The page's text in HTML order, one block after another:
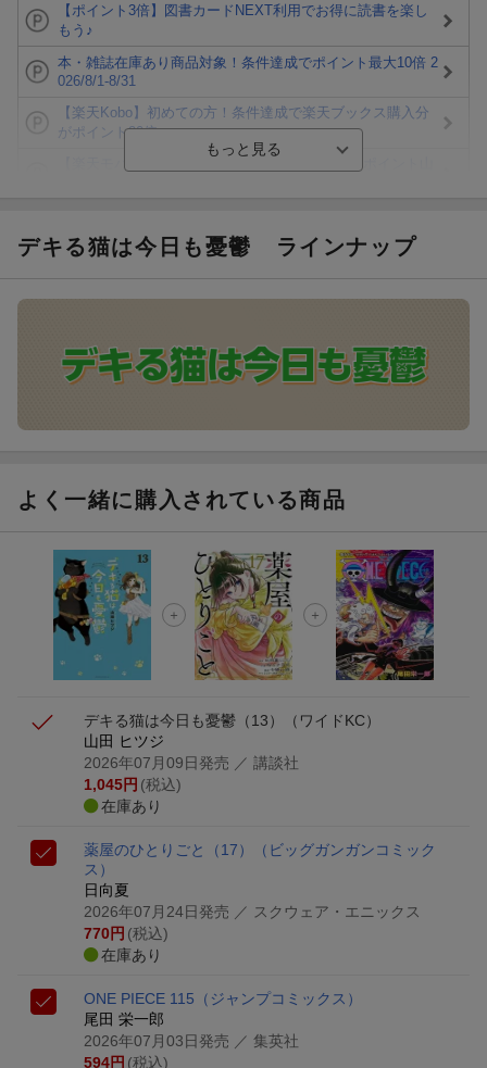
【ポイント3倍】図書カードNEXT利用でお得に読書を楽し
もう♪
本・雑誌在庫あり商品対象！条件達成でポイント最大10倍 2
026/8/1-8/31
【楽天Kobo】初めての方！条件達成で楽天ブックス購入分
がポイント20倍
ト山分け
楽天モバイル紹介キャンペーンの拡散で300円OFFクーポン
進呈
デキる猫は今日も憂鬱 ラインナップ
よく一緒に購入されている商品
デキる猫は今日も憂鬱（13）
（ワイドKC）
山田 ヒツジ
2026年07月09日発売 ／ 講談社
1,045円 (税込)
在庫あり
薬屋のひとりごと（17）
（ビッグガンガンコミック
ス）
日向夏
2026年07月24日発売 ／ スクウェア・エニックス
770円 (税込)
在庫あり
ONE PIECE 115 （ジャンプコミックス）
尾田 栄一郎
2026年07月03日発売 ／ 集英社
594円 (税込)